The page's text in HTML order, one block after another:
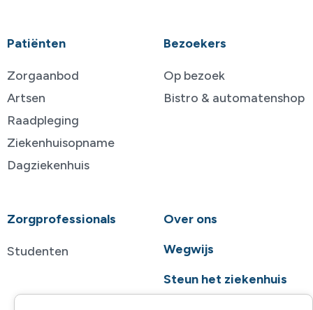
Patiënten
Zorgaanbod
Artsen
Raadpleging
Ziekenhuisopname
Dagziekenhuis
Bezoekers
Op bezoek
Bistro & automatenshop
Zorgprofessionals
Studenten
Over ons
Wegwijs
Steun het ziekenhuis